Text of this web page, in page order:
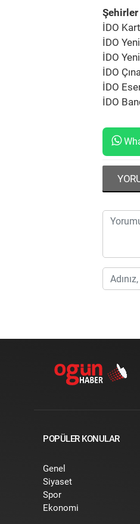
Şehirler
İDO
İDO
İDO
İDO
İDO
İDO
POPÜLER KONULAR
Genel
Siyaset
Spor
Ekonomi